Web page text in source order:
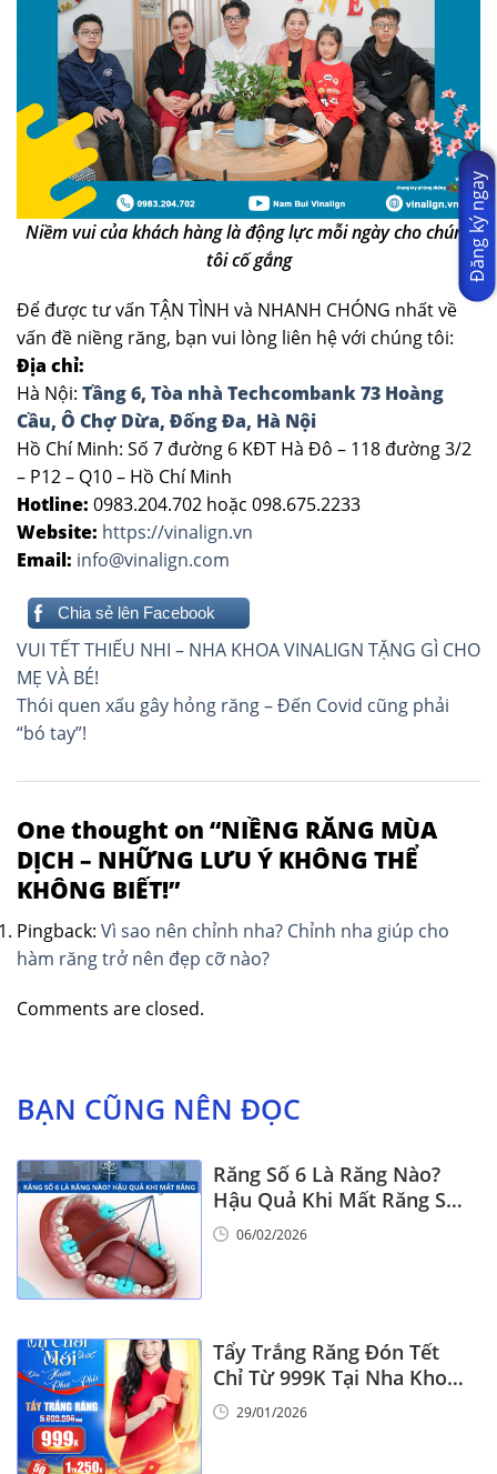
Niềm vui của khách hàng là động lực mỗi ngày cho chúng
tôi cố gắng
Để được tư vấn TẬN TÌNH và NHANH CHÓNG nhất về
vấn đề niềng răng, bạn vui lòng liên hệ với chúng tôi:
Địa chỉ:
Hà Nội: Tầng 6, Tòa nhà Techcombank 73 Hoàng
Cầu, Ô Chợ Dừa, Đống Đa, Hà Nội
Hồ Chí Minh: Số 7 đường 6 KĐT Hà Đô – 118 đường 3/2
– P12 – Q10 – Hồ Chí Minh
Hotline: 0983.204.702 hoặc 098.675.2233
Website: https://vinalign.vn
Email: info@vinalign.com
Chia sẻ lên Facebook
Điều
hướng
bài
viết
VUI TẾT THIẾU NHI – NHA KHOA VINALIGN TẶNG GÌ CHO
MẸ VÀ BÉ!
Thói quen xấu gây hỏng răng – Đến Covid cũng phải
“bó tay”!
One thought on “NIỀNG RĂNG MÙA
DỊCH – NHỮNG LƯU Ý KHÔNG THỂ
KHÔNG BIẾT!”
Pingback: Vì sao nên chỉnh nha? Chỉnh nha giúp cho
hàm răng trở nên đẹp cỡ nào?
Comments are closed.
BẠN CŨNG NÊN ĐỌC
Răng Số 6 Là Răng Nào?
Hậu Quả Khi Mất Răng Số
6
06/02/2026
Tẩy Trắng Răng Đón Tết
Chỉ Từ 999K Tại Nha Khoa
Vinalign
29/01/2026
Đăng ký ngay